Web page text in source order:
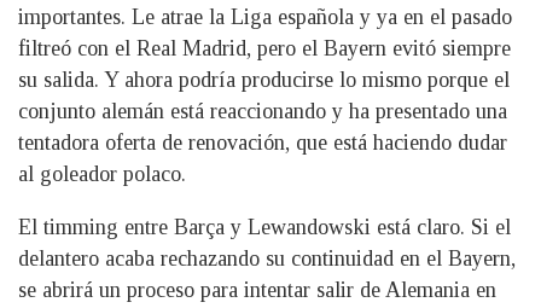
importantes. Le atrae la Liga española y ya en el pasado
filtreó con el Real Madrid, pero el Bayern evitó siempre
su salida. Y ahora podría producirse lo mismo porque el
conjunto alemán está reaccionando y ha presentado una
tentadora oferta de renovación, que está haciendo dudar
al goleador polaco.
El timming entre Barça y Lewandowski está claro. Si el
delantero acaba rechazando su continuidad en el Bayern,
se abrirá un proceso para intentar salir de Alemania en